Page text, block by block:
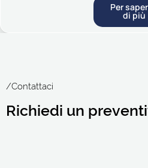
Per
di più
/Contattaci
Richiedi un